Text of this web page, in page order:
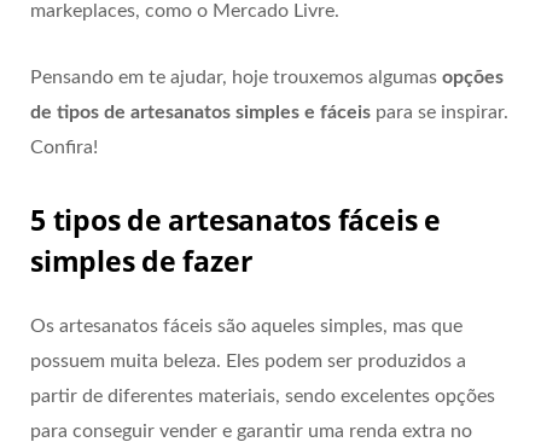
markeplaces, como o Mercado Livre.
Pensando em te ajudar, hoje trouxemos algumas opções
de tipos de artesanatos simples e fáceis para se inspirar.
Confira!
5 tipos de artesanatos fáceis e
simples de fazer
Os artesanatos fáceis são aqueles simples, mas que
possuem muita beleza. Eles podem ser produzidos a
partir de diferentes materiais, sendo excelentes opções
para conseguir vender e garantir uma renda extra no